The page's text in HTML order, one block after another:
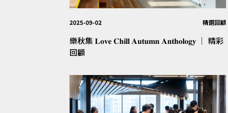
2025-09-02 精選回顧
樂秋集 𝐋𝐨𝐯𝐞 𝐂𝐡𝐢𝐥𝐥 𝐀𝐮𝐭𝐮𝐦𝐧 𝐀𝐧𝐭𝐡𝐨𝐥𝐨𝐠𝐲 │ 精彩
回顧